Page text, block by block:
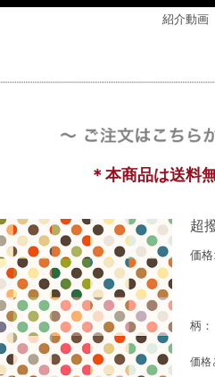
紹介動画
＊本商品は送料
超
価格:
柄：
価格